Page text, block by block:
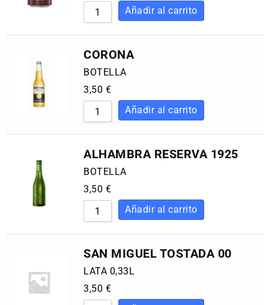
CORONA
BOTELLA
3,50 €
ALHAMBRA RESERVA 1925
BOTELLA
3,50 €
SAN MIGUEL TOSTADA 00
LATA 0,33L
3,50 €